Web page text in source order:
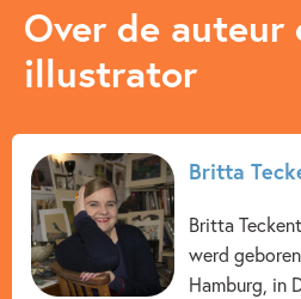
Over de auteur
illustrator
Britta
Britta
werd
Hamburg, in